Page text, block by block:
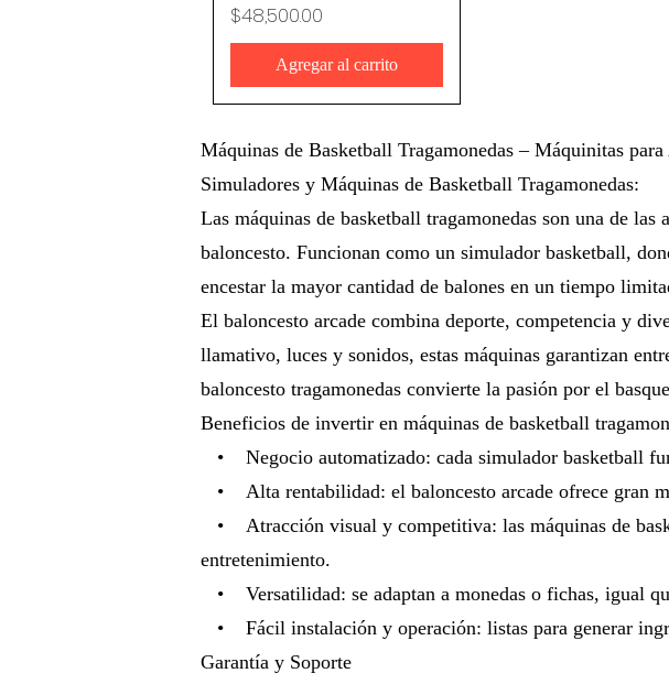
Precio
$48,500.00
Agregar al carrito
Máquinas de Basketball Tragamonedas – Máquinitas
Simuladores y Máquinas de Basketball Tragamonedas:
Las máquinas de basketball tragamonedas son una de
baloncesto. Funcionan como un simulador basketball,
encestar la mayor cantidad de balones en un tiempo
El baloncesto arcade combina deporte, competencia y
llamativo, luces y sonidos, estas máquinas garantizan
baloncesto tragamonedas convierte la pasión por el
Beneficios de invertir en máquinas de basketball
• Negocio automatizado: cada simulador basketball
• Alta rentabilidad: el baloncesto arcade ofrece gran
• Atracción visual y competitiva: las máquinas de
entretenimiento.
• Versatilidad: se adaptan a monedas o fichas, igual
• Fácil instalación y operación: listas para generar
Garantía y Soporte